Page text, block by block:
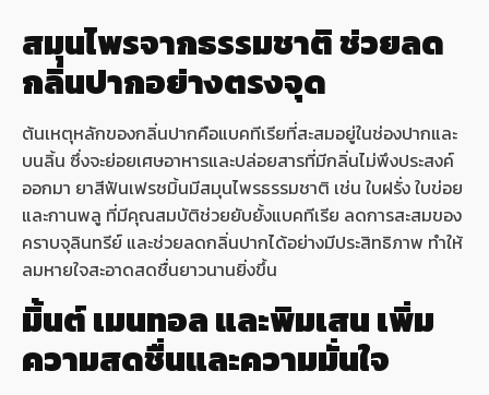
สมุนไพรจากธรรมชาติ ช่วยลด
กลิ่นปากอย่างตรงจุด
ต้นเหตุหลักของกลิ่นปากคือแบคทีเรียที่สะสมอยู่ในช่องปากและ
บนลิ้น ซึ่งจะย่อยเศษอาหารและปล่อยสารที่มีกลิ่นไม่พึงประสงค์
ออกมา ยาสีฟันเฟรชมิ้นมีสมุนไพรธรรมชาติ เช่น ใบฝรั่ง ใบข่อย
และกานพลู ที่มีคุณสมบัติช่วยยับยั้งแบคทีเรีย ลดการสะสมของ
คราบจุลินทรีย์ และช่วยลดกลิ่นปากได้อย่างมีประสิทธิภาพ ทำให้
ลมหายใจสะอาดสดชื่นยาวนานยิ่งขึ้น
มิ้นต์ เมนทอล และพิมเสน เพิ่ม
ความสดชื่นและความมั่นใจ